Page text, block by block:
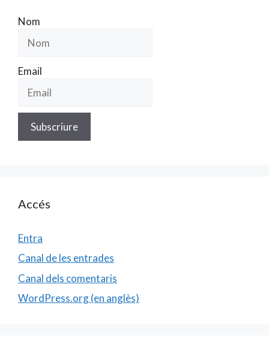
Nom
Email
Accés
Entra
Canal de les entrades
Canal dels comentaris
WordPress.org (en anglès)